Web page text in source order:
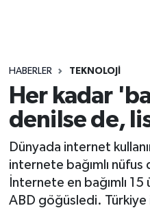
HABERLER TEKNOLOJİ
Her kadar
denilse de,
Dünyada internet
internete bağımlı nüfus
İnternete en bağımlı
ABD göğüsledi. Türkiye